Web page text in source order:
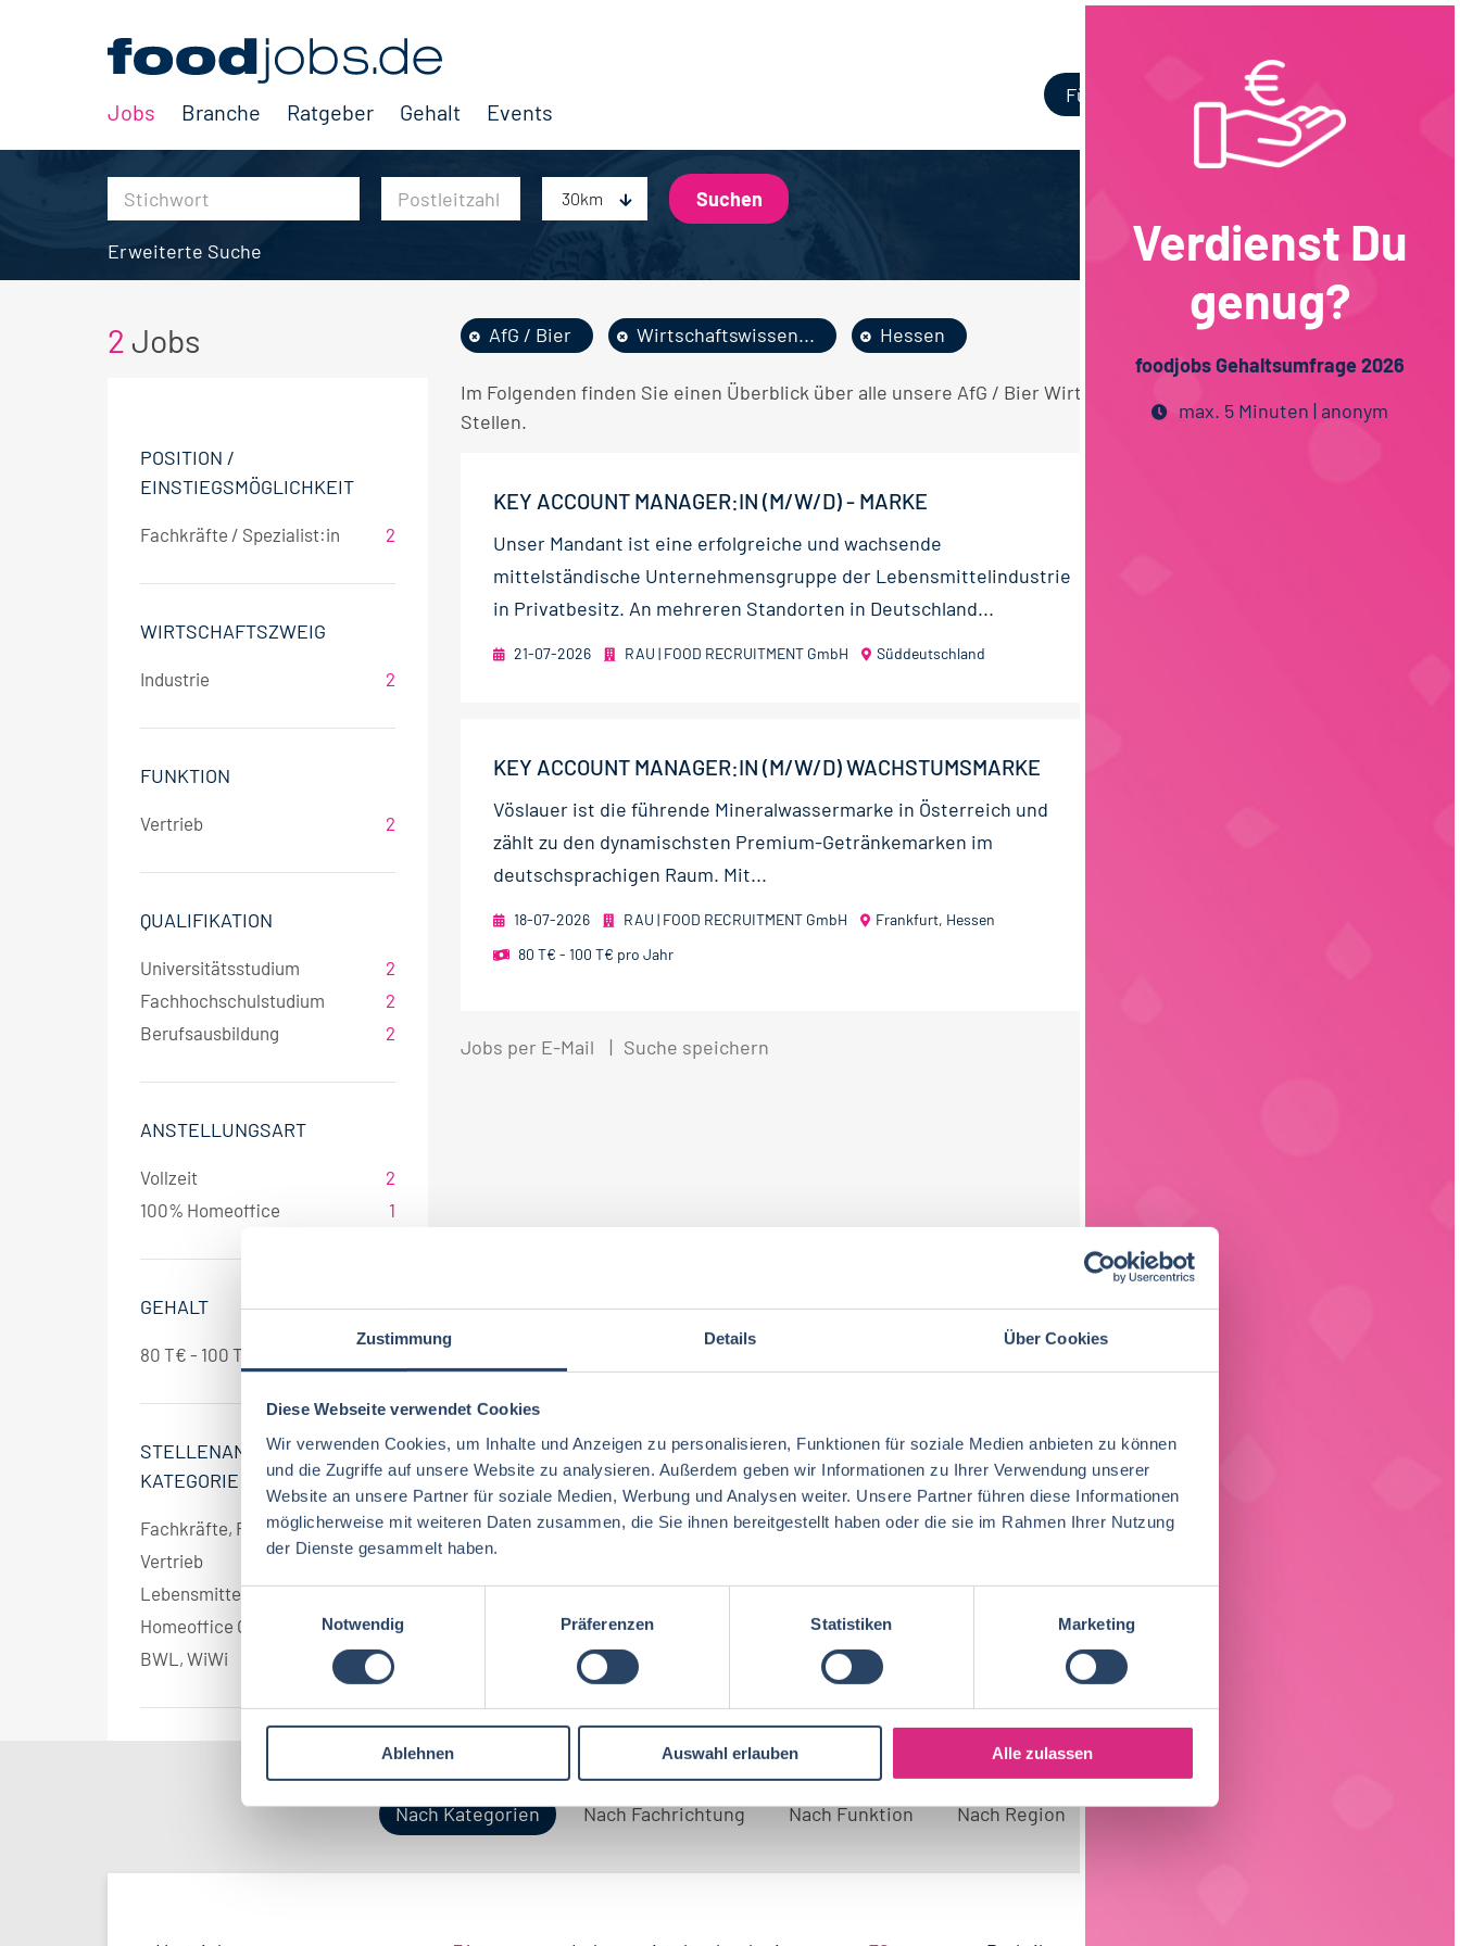
Zustimmung Details Über Cookies
Diese Webseite verwendet Cookies
Wir verwenden Cookies, um Inhalte und Anzeigen zu personalisieren, Funktionen für soziale Medien anbieten zu können
und die Zugriffe auf unsere Website zu analysieren. Außerdem geben wir Informationen zu Ihrer Verwendung unserer
Website an unsere Partner für soziale Medien, Werbung und Analysen weiter. Unsere Partner führen diese Informationen
möglicherweise mit weiteren Daten zusammen, die Sie ihnen bereitgestellt haben oder die sie im Rahmen Ihrer Nutzung
der Dienste gesammelt haben.
i
g
Notwendig Präferenzen Statistiken Marketing
Ablehnen Auswahl erlauben Alle zulassen
Jobs Branche Ratgeber Gehalt Events
Für Unternehmen
30km
Erweiterte Suche
2 Jobs
POSITION /
EINSTIEGSMÖGLICHKEIT
Fachkräfte / Spezialist:in 2
WIRTSCHAFTSZWEIG
Industrie 2
FUNKTION
Vertrieb 2
QUALIFIKATION
Universitätsstudium
2
Fachhochschulstudium
2
Berufsausbildung
2
ANSTELLUNGSART
Vollzeit
2
100% Homeoffice
1
GEHALT
80 T€ - 100 T€ pro Jahr
STELLENANGEBOT
KATEGORIE
Fachkräfte, Führungskräfte
2
Vertrieb
2
Lebensmittelmanagement
1
Homeoffice Option
1
BWL, WiWi
1
AfG / Bier Wirtschaftswissen... Hessen
Im Folgenden finden Sie einen Überblick über alle unsere AfG / Bier Wirtschaftswissenschaften Hessen
Stellen.
KEY ACCOUNT MANAGER:IN (M/W/D) - MARKE
Unser Mandant ist eine erfolgreiche und wachsende
mittelständische Unternehmensgruppe der Lebensmittelindustrie
in Privatbesitz. An mehreren Standorten in Deutschland...
21-07-2026 RAU | FOOD RECRUITMENT GmbH Süddeutschland
KEY ACCOUNT MANAGER:IN (M/W/D) WACHSTUMSMARKE
Vöslauer ist die führende Mineralwassermarke in Österreich und
zählt zu den dynamischsten Premium‑Getränkemarken im
deutschsprachigen Raum. Mit...
18-07-2026 RAU | FOOD RECRUITMENT GmbH
Frankfurt, Hessen
80 T€ - 100 T€ pro Jahr
Jobs per E-Mail Suche speichern
Nach Kategorien Nach Fachrichtung Nach Funktion Nach Region
Verdienst Du
genug?
foodjobs Gehaltsumfrage 2026
max. 5 Minuten | anonym